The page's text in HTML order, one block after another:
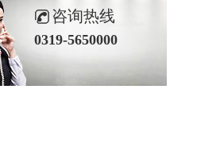
咨询热线
0319-5650000